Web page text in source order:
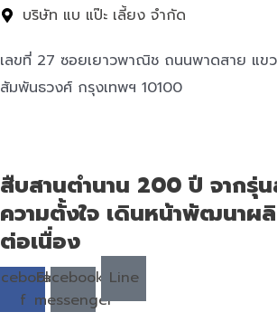
บริษัท แบ แป๊ะ เลี้ยง จำกัด
เลขที่ 27 ซอยเยาวพาณิช ถนนพาดสาย แข
สัมพันธวงศ์ กรุงเทพฯ 10100
สืบสานตำนาน 200 ปี จากรุ่
ความตั้งใจ เดินหน้าพัฒนา
ต่อเนื่อง
f
Facebook-
messenger
Line